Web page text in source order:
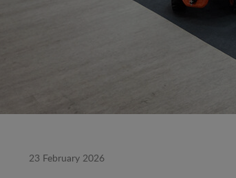
23 February 2026